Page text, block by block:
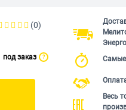
(0)
под заказ ?
Самые
Весь